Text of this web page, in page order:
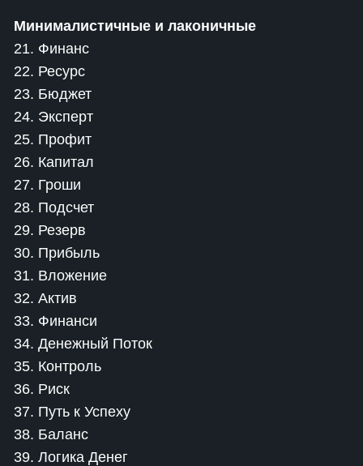
Минималистичные и лаконичные
21. Финанс
22. Ресурс
23. Бюджет
24. Эксперт
25. Профит
26. Капитал
27. Гроши
28. Подсчет
29. Резерв
30. Прибыль
31. Вложение
32. Актив
33. Финанси
34. Денежный Поток
35. Контроль
36. Риск
37. Путь к Успеху
38. Баланс
39. Логика Денег